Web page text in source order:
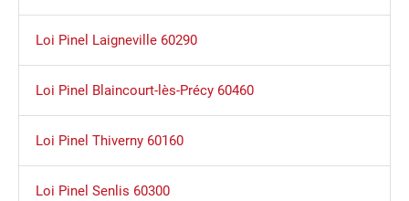
Loi Pinel Laigneville 60290
Loi Pinel Blaincourt-lès-Précy 60460
Loi Pinel Thiverny 60160
Loi Pinel Senlis 60300